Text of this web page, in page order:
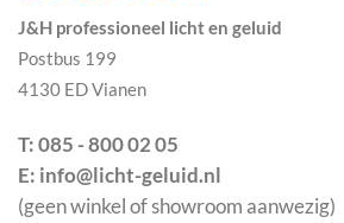
J&H professioneel licht en geluid
Postbus 199
4130 ED Vianen
T: 085 - 800 02 05
E: info@licht-geluid.nl
(geen winkel of showroom aanwezig)